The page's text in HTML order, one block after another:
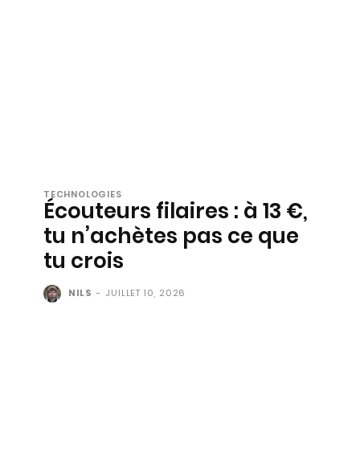
TECHNOLOGIES
Écouteurs filaires : à 13 €,
tu n’achètes pas ce que
tu crois
NILS - JUILLET 10, 2026